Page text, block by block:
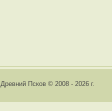
Древний Псков © 2008 - 2026 г.